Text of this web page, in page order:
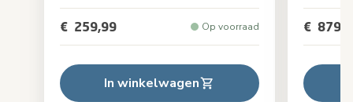
€ 259,99 Op voorraad
In winkelwagen
€